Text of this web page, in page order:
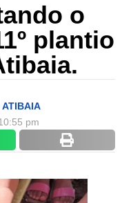
o
plantio
ATIBAIA
pm